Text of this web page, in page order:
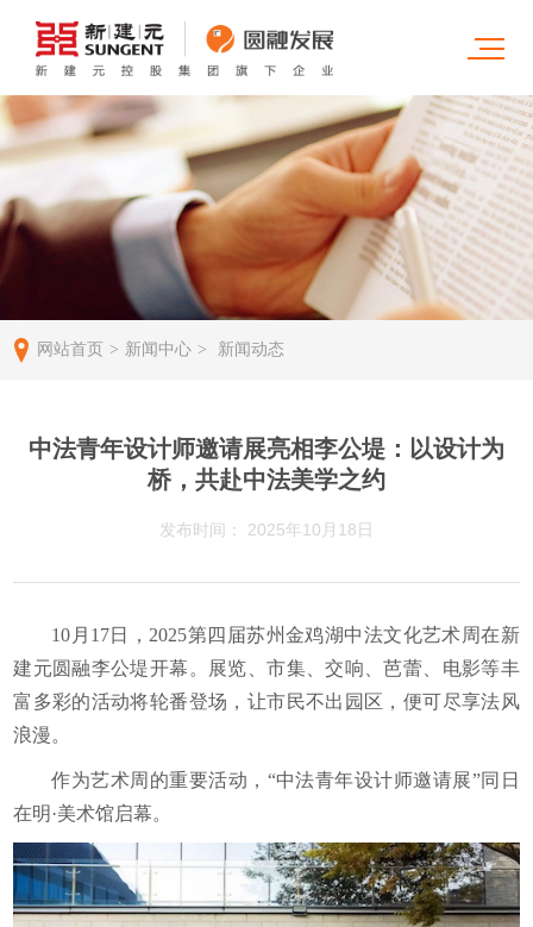
网站首页 > 新闻中心 > 新闻动态
中法青年设计师邀请展亮相李公堤：以设计为
桥，共赴中法美学之约
发布时间： 2025年10月18日
10月17日，2025第四届苏州金鸡湖中法文化艺术周在新
建元圆融李公堤开幕。展览、市集、交响、芭蕾、电影等丰
富多彩的活动将轮番登场，让市民不出园区，便可尽享法风
浪漫。
作为艺术周的重要活动，“中法青年设计师邀请展”同日
在明·美术馆启幕。